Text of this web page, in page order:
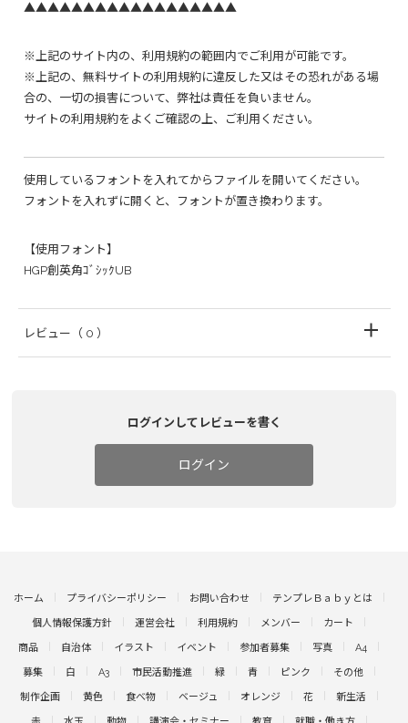
▲▲▲▲▲▲▲▲▲▲▲▲▲▲▲▲▲▲
※上記のサイト内の、利用規約の範囲内でご利用が可能です。
※上記の、無料サイトの利用規約に違反した又はその恐れがある場
合の、一切の損害について、弊社は責任を負いません。
サイトの利用規約をよくご確認の上、ご利用ください。
使用しているフォントを入れてからファイルを開いてください。
フォントを入れずに開くと、フォントが置き換わります。
【使用フォント】
HGP創英角ｺﾞｼｯｸUB
レビュー （ 0 ）
ログインしてレビューを書く
ログイン
ホーム プライバシーポリシー お問い合わせ テンプレＢａｂｙとは
個人情報保護方針 運営会社 利用規約 メンバー カート
商品 自治体 イラスト イベント 参加者募集 写真 A4
募集 白 A3 市民活動推進 緑 青 ピンク その他
制作企画 黄色 食べ物 ベージュ オレンジ 花 新生活